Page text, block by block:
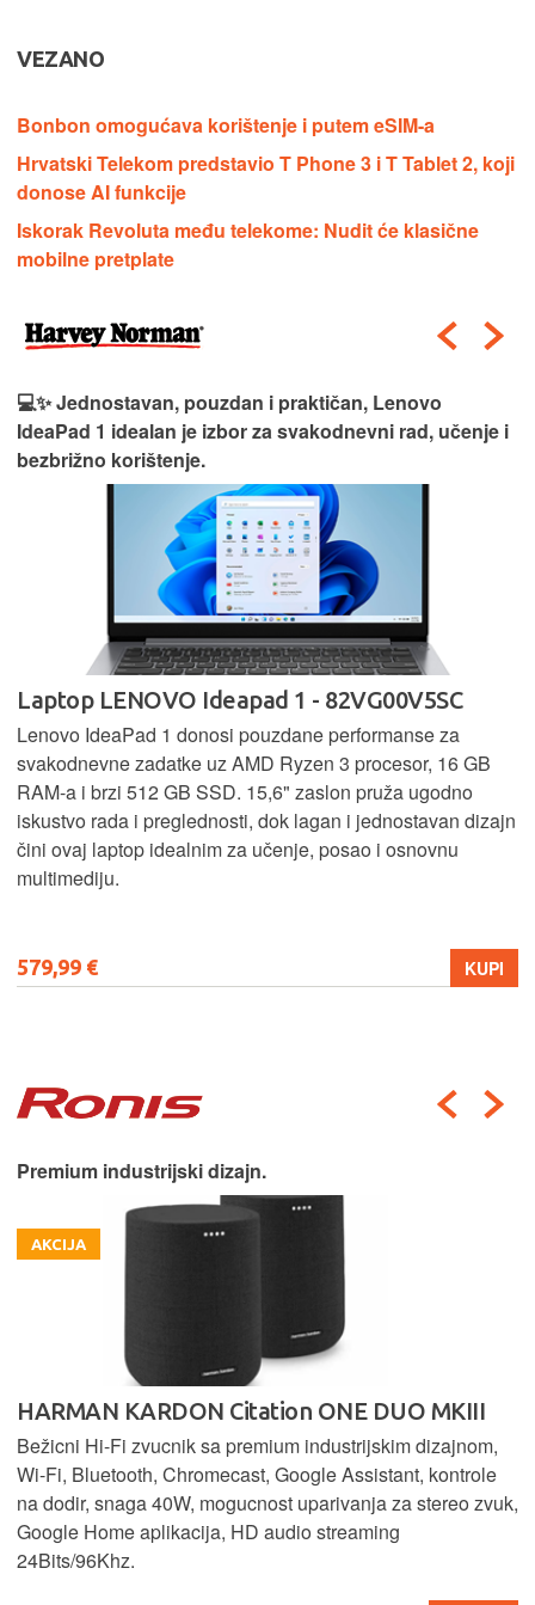
VEZANO
Bonbon omogućava korištenje i putem eSIM-a
Hrvatski Telekom predstavio T Phone 3 i T Tablet 2, koji
donose AI funkcije
Iskorak Revoluta među telekome: Nudit će klasične
mobilne pretplate
💻✨ Jednostavan, pouzdan i praktičan, Lenovo
IdeaPad 1 idealan je izbor za svakodnevni rad, učenje i
bezbrižno korištenje.
Laptop LENOVO Ideapad 1 - 82VG00V5SC
Lenovo IdeaPad 1 donosi pouzdane performanse za
svakodnevne zadatke uz AMD Ryzen 3 procesor, 16 GB
RAM-a i brzi 512 GB SSD. 15,6" zaslon pruža ugodno
iskustvo rada i preglednosti, dok lagan i jednostavan dizajn
čini ovaj laptop idealnim za učenje, posao i osnovnu
multimediju.
579,99 € KUPI
Premium industrijski dizajn.
AKCIJA
HARMAN KARDON Citation ONE DUO MKIII
Bežicni Hi-Fi zvucnik sa premium industrijskim dizajnom,
Wi-Fi, Bluetooth, Chromecast, Google Assistant, kontrole
na dodir, snaga 40W, mogucnost uparivanja za stereo zvuk,
Google Home aplikacija, HD audio streaming
24Bits/96Khz.